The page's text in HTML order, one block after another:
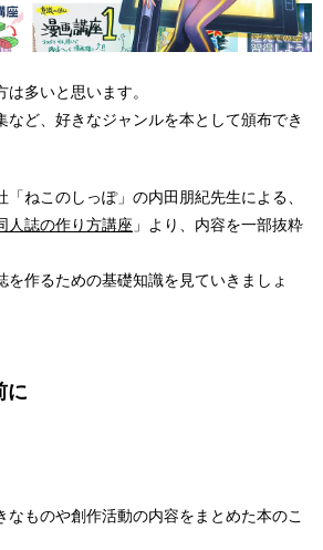
多いと思います。
など、好きなジャンルを本として頒布でき
ねこのしっぽ」の内田朋紀先生による、
人誌の作り方講座 」より、内容を一部抜粋
を作るための基礎知識を見ていきましょ
に
なものや創作活動の内容をまとめた本のこ